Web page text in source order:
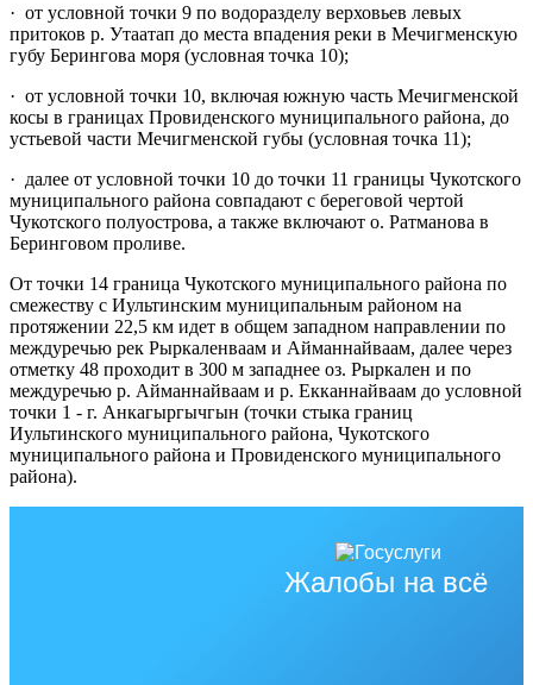
· от условной точки 9 по водоразделу верховьев левых
притоков р. Утаатап до места впадения реки в Мечигменскую
губу Берингова моря (условная точка 10);
· от условной точки 10, включая южную часть Мечигменской
косы в границах Провиденского муниципального района, до
устьевой части Мечигменской губы (условная точка 11);
· далее от условной точки 10 до точки 11 границы Чукотского
муниципального района совпадают с береговой чертой
Чукотского полуострова, а также включают о. Ратманова в
Беринговом проливе.
От точки 14 граница Чукотского муниципального района по
смежеству с Иультинским муниципальным районом на
протяжении 22,5 км идет в общем западном направлении по
междуречью рек Рыркаленваам и Айманнайваам, далее через
отметку 48 проходит в 300 м западнее оз. Рыркален и по
междуречью р. Айманнайваам и р. Екканнайваам до условной
точки 1 - г. Анкагыргычгын (точки стыка границ
Иультинского муниципального района, Чукотского
муниципального района и Провиденского муниципального
района).
Жалобы на всё